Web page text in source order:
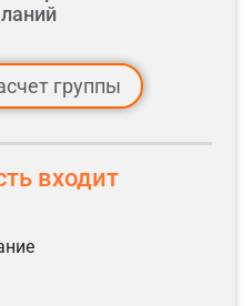
группы
входит